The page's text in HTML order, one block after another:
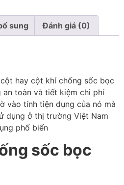
sung Đánh giá (0)
hay cột khí chống sốc bọc
an toàn và tiết kiệm chi phí
vào tính tiện dụng của nó mà
dụng ở thị trường Việt Nam
phố biến
sốc bọc